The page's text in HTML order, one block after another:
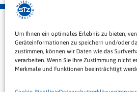
Um Ihnen ein optimales Erlebnis zu bieten,
Geräteinformationen zu speichern und/oder
zustimmen, können wir Daten wie das
verarbeiten. Wenn Sie Ihre Zustimmung nicht
Merkmale und Funktionen beeinträchtigt
Daimlerstraße 8
78559 Gosheim
Telefon: +49 174
info@stz-material-